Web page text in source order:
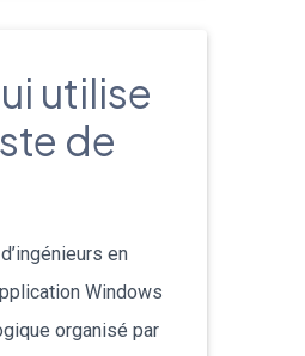
utilise
de
en
Windows
organisé par